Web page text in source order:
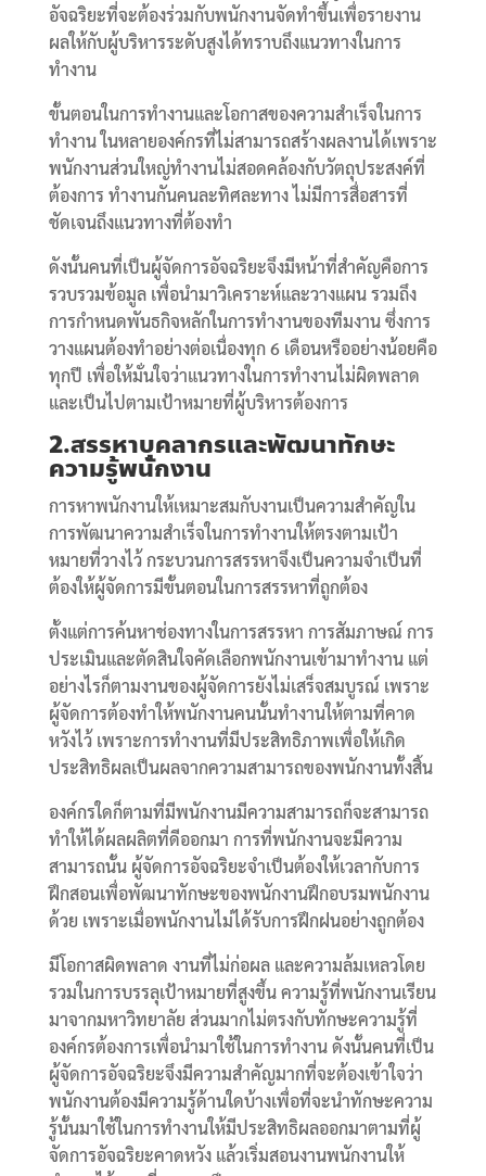
อัจฉริยะที่จะต้องร่วมกับพนักงานจัดทำขึ้นเพื่อรายงาน
ผลให้กับผู้บริหารระดับสูงได้ทราบถึงแนวทางในการ
ทำงาน
ขั้นตอนในการทำงานและโอกาสของความสำเร็จในการ
ทำงาน ในหลายองค์กรที่ไม่สามารถสร้างผลงานได้เพราะ
พนักงานส่วนใหญ่ทำงานไม่สอดคล้องกับวัตถุประสงค์ที่
ต้องการ ทำงานกันคนละทิศละทาง ไม่มีการสื่อสารที่
ชัดเจนถึงแนวทางที่ต้องทำ
ดังนั้นคนที่เป็นผู้จัดการอัจฉริยะจึงมีหน้าที่สำคัญคือการ
รวบรวมข้อมูล เพื่อนำมาวิเคราะห์และวางแผน รวมถึง
การกำหนดพันธกิจหลักในการทำงานของทีมงาน ซึ่งการ
วางแผนต้องทำอย่างต่อเนื่องทุก 6 เดือนหรืออย่างน้อยคือ
ทุกปี เพื่อให้มั่นใจว่าแนวทางในการทำงานไม่ผิดพลาด
และเป็นไปตามเป้าหมายที่ผู้บริหารต้องการ
2.สรรหาบุคลากรและพัฒนาทักษะ
ความรู้พนักงาน
การหาพนักงานให้เหมาะสมกับงานเป็นความสำคัญใน
การพัฒนาความสำเร็จในการทำงานให้ตรงตามเป้า
หมายที่วางไว้ กระบวนการสรรหาจึงเป็นความจำเป็นที่
ต้องให้ผู้จัดการมีขั้นตอนในการสรรหาที่ถูกต้อง
ตั้งแต่การค้นหาช่องทางในการสรรหา การสัมภาษณ์ การ
ประเมินและตัดสินใจคัดเลือกพนักงานเข้ามาทำงาน แต่
อย่างไรก็ตามงานของผู้จัดการยังไม่เสร็จสมบูรณ์ เพราะ
ผู้จัดการต้องทำให้พนักงานคนนั้นทำงานให้ตามที่คาด
หวังไว้ เพราะการทำงานที่มีประสิทธิภาพเพื่อให้เกิด
ประสิทธิผลเป็นผลจากความสามารถของพนักงานทั้งสิ้น
องค์กรใดก็ตามที่มีพนักงานมีความสามารถก็จะสามารถ
ทำให้ได้ผลผลิตที่ดีออกมา การที่พนักงานจะมีความ
สามารถนั้น ผู้จัดการอัจฉริยะจำเป็นต้องให้เวลากับการ
ฝึกสอนเพื่อพัฒนาทักษะของพนักงานฝึกอบรมพนักงาน
ด้วย เพราะเมื่อพนักงานไม่ได้รับการฝึกฝนอย่างถูกต้อง
มีโอกาสผิดพลาด งานที่ไม่ก่อผล และความล้มเหลวโดย
รวมในการบรรลุเป้าหมายที่สูงขึ้น ความรู้ที่พนักงานเรียน
มาจากมหาวิทยาลัย ส่วนมากไม่ตรงกับทักษะความรู้ที่
องค์กรต้องการเพื่อนำมาใช้ในการทำงาน ดังนั้นคนที่เป็น
ผู้จัดการอัจฉริยะจึงมีความสำคัญมากที่จะต้องเข้าใจว่า
พนักงานต้องมีความรู้ด้านใดบ้างเพื่อที่จะนำทักษะความ
รู้นั้นมาใช้ในการทำงานให้มีประสิทธิผลออกมาตามที่ผู้
จัดการอัจฉริยะคาดหวัง แล้วเริ่มสอนงานพนักงานให้